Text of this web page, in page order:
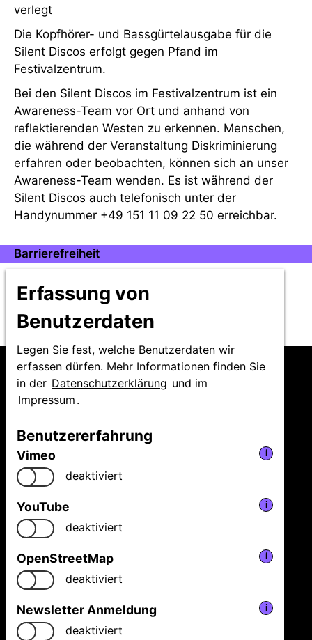
Erfassung von
Benutzerdaten
Legen Sie fest, welche Benutzerdaten wir
erfassen dürfen. Mehr Informationen finden Sie
in der Datenschutzerklärung und im
Impressum .
Benutzererfahrung
Vimeo i
deaktiviert
YouTube i
deaktiviert
OpenStreetMap i
deaktiviert
Newsletter Anmeldung i
deaktiviert
verlegt
Die Kopfhörer- und Bassgürtelausgabe für die
Silent Discos erfolgt gegen Pfand im
Festivalzentrum.
Bei den Silent Discos im Festivalzentrum ist ein
Awareness-Team vor Ort und anhand von
reflektierenden Westen zu erkennen. Menschen,
die während der Veranstaltung Diskriminierung
erfahren oder beobachten, können sich an unser
Awareness-Team wenden. Es ist während der
Silent Discos auch telefonisch unter der
Handynummer +49 151 11 09 22 50 erreichbar.
Barrierefreiheit
Infos zur Barrierefreiheit unter dem folgenden
Link: Barrierefreiheit
Staatstheater Hannover
GmbH
Festival Theaterformen
Ballhofplatz 5
30159 Hannover
Fon+49 511 9999 2500
welcome@theaterformen.de
FacebookVimeo Instagram
News
Programm 2026